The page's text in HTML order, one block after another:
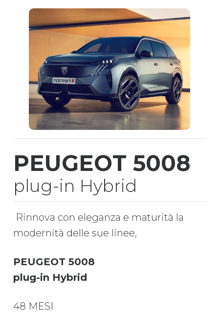
PEUGEOT 5008
plug-in Hybrid
Rinnova con eleganza e maturità la
modernità delle sue linee,
PEUGEOT 5008
plug-in Hybrid
48 MESI